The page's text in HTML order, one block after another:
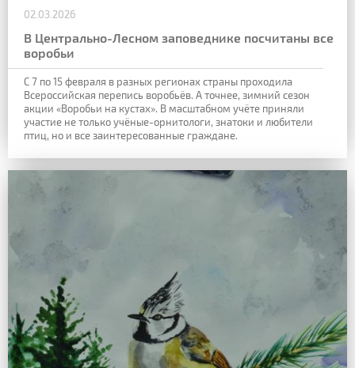
02.03.2026
В Центрально-Лесном заповеднике посчитаны все
воробьи
С 7 по 15 февраля в разных регионах страны проходила
Всероссийская перепись воробьёв. А точнее, зимний сезон
акции «Воробьи на кустах». В масштабном учёте приняли
участие не только учёные-орнитологи, знатоки и любители
птиц, но и все заинтересованные граждане.